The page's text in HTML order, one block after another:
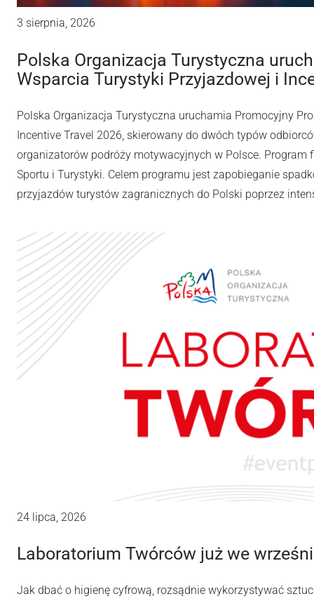
3 sierpnia, 2026
Polska Organizacja Turystyczna
Wsparcia Turystyki Przyjazdowej i
Polska Organizacja Turystyczna uruchamia Promocyjny
Incentive Travel 2026, skierowany do dwóch typów
organizatorów podróży motywacyjnych w Polsce.
Sportu i Turystyki. Celem programu jest zapobieganie
przyjazdów turystów zagranicznych do Polski poprzez
24 lipca, 2026
Laboratorium Twórców już we
Jak dbać o higienę cyfrową, rozsądnie wykorzystywać